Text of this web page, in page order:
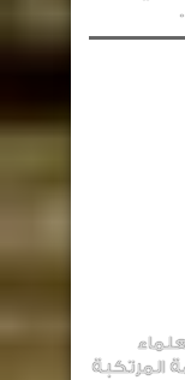
المرتكبة